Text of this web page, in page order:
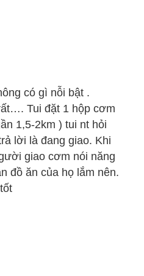
có gì nỗi bật .
Tui đặt 1 hộp cơm
1,5-2km ) tui nt hỏi
lời là đang giao. Khi
giao cơm nói năng
đồ ăn của họ lắm nên.